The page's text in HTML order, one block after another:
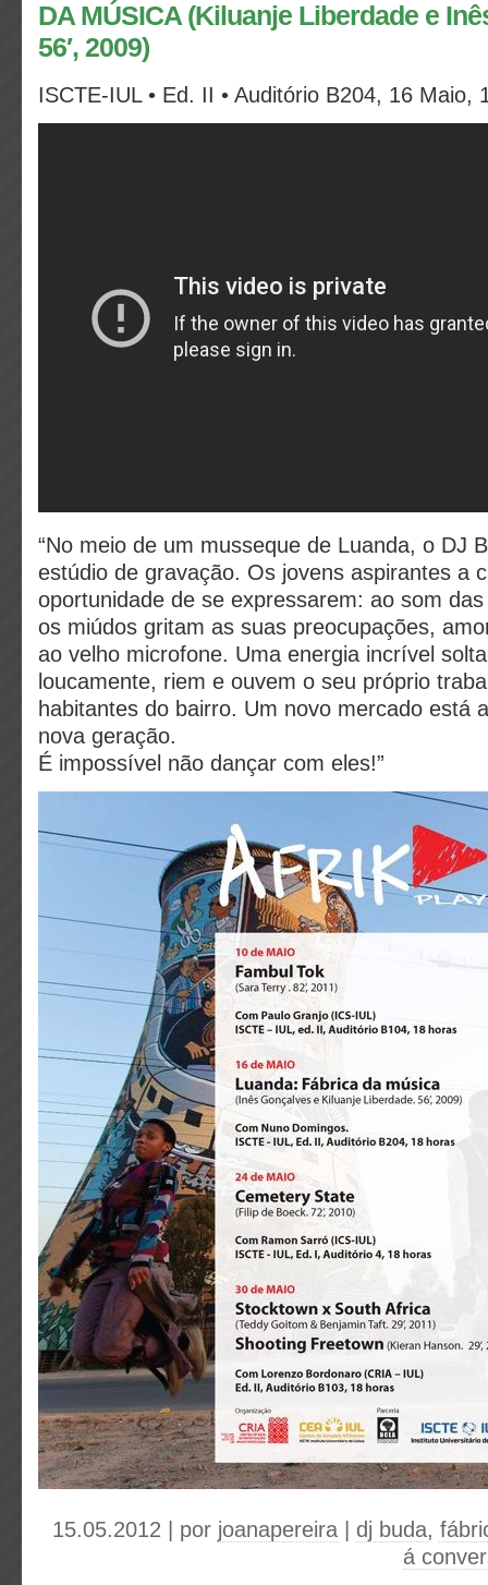
DA MÚSICA (Kiluanje Liberdade e
56′, 2009)
ISCTE-IUL • Ed. II • Auditório B204, 16 Maio,
“No meio de um musseque de Luanda, o DJ
estúdio de gravação. Os jovens aspirantes a
oportunidade de se expressarem: ao som
os miúdos gritam as suas preocupações,
ao velho microfone. Uma energia incrível
loucamente, riem e ouvem o seu próprio
habitantes do bairro. Um novo mercado está
nova geração.
É impossível não dançar com eles!”
15.05.2012 | por joanapereira dj buda,
á